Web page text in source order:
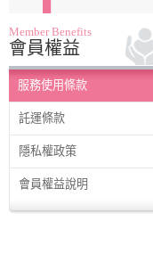
Member Benefits
會員權益
服務使用條款
託運條款
隱私權政策
會員權益說明